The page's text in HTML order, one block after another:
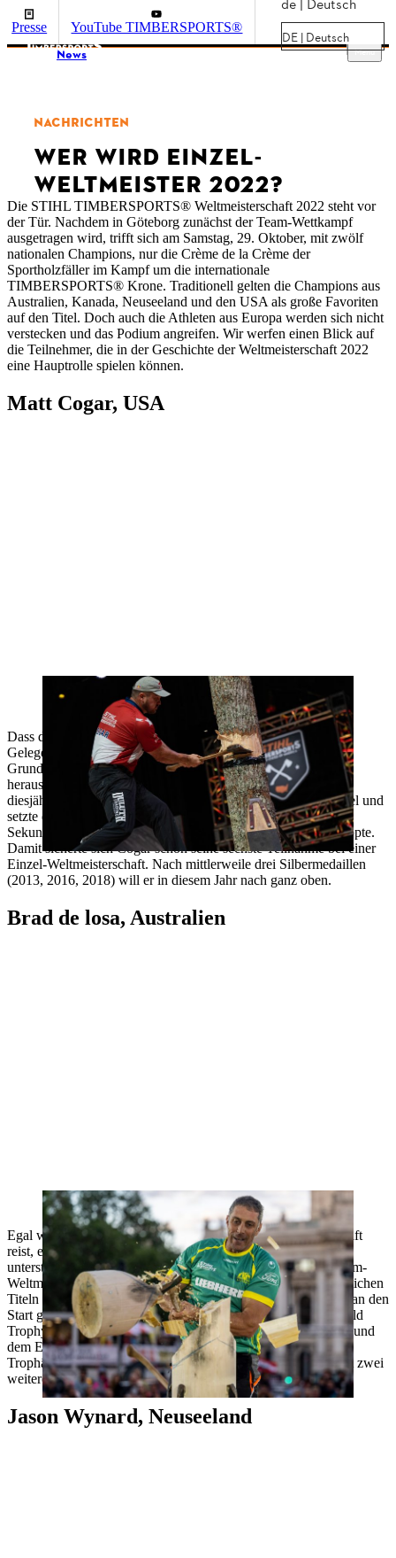
Presse YouTube TIMBERSPORTS®
de | Deutsch
DE | Deutsch
Menu
News
NACHRICHTEN
WER WIRD EINZEL-
WELTMEISTER 2022?
Die STIHL TIMBERSPORTS® Weltmeisterschaft 2022 steht vor
der Tür. Nachdem in Göteborg zunächst der Team-Wettkampf
ausgetragen wird, trifft sich am Samstag, 29. Oktober, mit zwölf
nationalen Champions, nur die Crème de la Crème der
Sportholzfäller im Kampf um die internationale
TIMBERSPORTS® Krone. Traditionell gelten die Champions aus
Australien, Kanada, Neuseeland und den USA als große Favoriten
auf den Titel. Doch auch die Athleten aus Europa werden sich nicht
verstecken und das Podium angreifen. Wir werfen einen Blick auf
die Teilnehmer, die in der Geschichte der Weltmeisterschaft 2022
eine Hauptrolle spielen können.
Matt Cogar, USA
Kann er bei der Einzel-WM erneut überzeugen? Matt Cogar gilt als
Top-Favorit auf den Titel.
Dass der amtierende Einzel-Weltmeister Jason Lentz nicht die
Gelegenheit haben wird, seinen Titel zu verteidigen, hat einen
Grund. Und dieser Grund ist Matt Cogar. Dank einer
herausragenden Performance holte sich der 35-Jährige bei den
diesjährigen US-Meisterschaften seinen siebten nationalen Titel und
setzte dabei einen neuen US-Rekord beim Springboard (38,80
Sekunden), mit dem er nur knapp am Weltrekord vorbeischrappte.
Damit sicherte sich Cogar schon seine sechste Teilnahme bei einer
Einzel-Weltmeisterschaft. Nach mittlerweile drei Silbermedaillen
(2013, 2016, 2018) will er in diesem Jahr nach ganz oben.
Brad de losa, Australien
Brad de Losa will sich diese Saison noch zwei weitere Titel sichern.
Egal welcher Athlet aus Australien zur Einzel-Weltmeisterschaft
reist, er muss sich mit der Favoritenrolle anfreunden. Das
unterstreicht auch die Statistik: Seit 2017 ist Australien als Team-
Weltmeister ungeschlagen, hinzu kommen zwei von drei möglichen
Titeln im Einzel-Wettkampf. Dass in Göteborg Brad De Losa an den
Start geht, mindert die Erwartungen keineswegs. Mit drei World
Trophy-Siegen, sechsmal Gold bei Team-Weltmeisterschaften und
dem Einzel-WM-Titel 2013 blickt der 45-Jährige auf einen
Trophäenschrank, der seinesgleichen sucht und 2022 noch mit zwei
weiteren Titeln bestückt werden soll.
Jason Wynard, Neuseeland